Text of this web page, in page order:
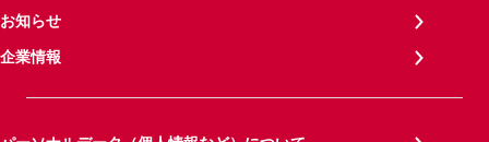
お知らせ
企業情報